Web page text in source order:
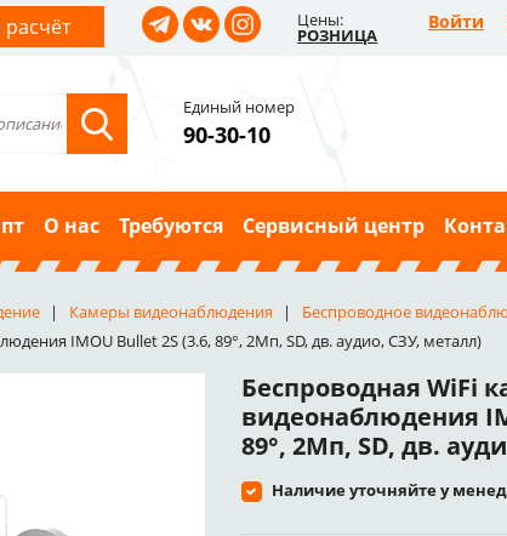
Цены:
РОЗНИЦА
Войти
Единый номер
90-30-10
О нас Требуются Сервисный центр
Камеры видеонаблюдения
Беспроводное
IMOU Bullet 2S (3.6, 89°, 2Мп, SD, дв. аудио, СЗУ, металл)
Беспроводная WiFi
видеонаблюдения
89°, 2Мп, SD, дв.
Наличие уточняйте у